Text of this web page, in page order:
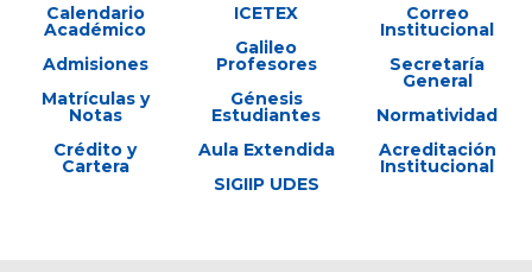
Calendario
Académico
Admisiones
Matrículas y
Notas
Crédito y
Cartera
ICETEX
Galileo
Profesores
Génesis
Estudiantes
Aula Extendida
SIGIIP UDES
Correo
Institucional
Secretaría
General
Normatividad
Acreditación
Institucional